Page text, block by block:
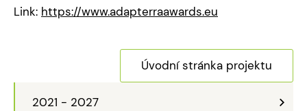
2021 - 2027
Link: https://www.adapterraawards.eu
Úvodní stránka projektu